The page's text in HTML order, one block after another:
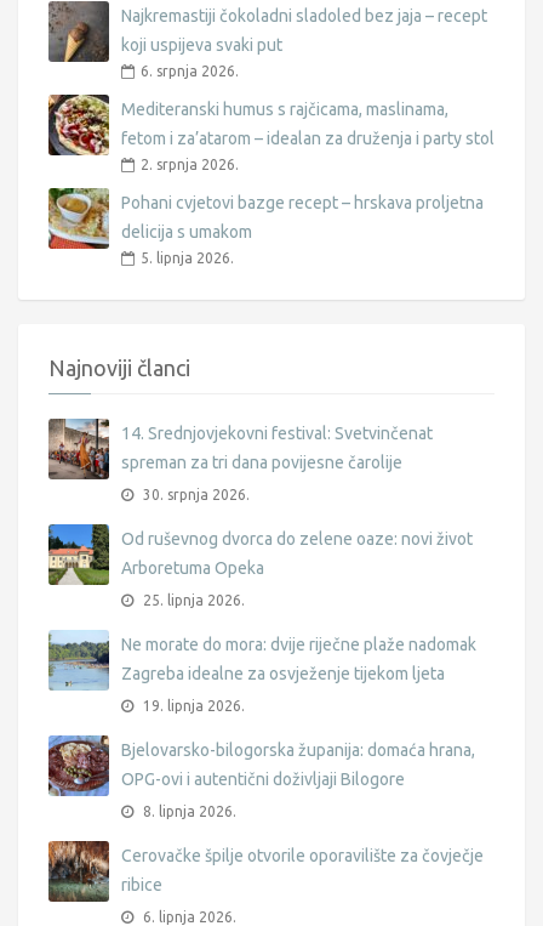
Najkremastiji čokoladni sladoled bez jaja – recept
koji uspijeva svaki put
6. srpnja 2026.
Mediteranski humus s rajčicama, maslinama,
fetom i za’atarom – idealan za druženja i party stol
2. srpnja 2026.
Pohani cvjetovi bazge recept – hrskava proljetna
delicija s umakom
5. lipnja 2026.
Najnoviji članci
14. Srednjovjekovni festival: Svetvinčenat
spreman za tri dana povijesne čarolije
30. srpnja 2026.
Od ruševnog dvorca do zelene oaze: novi život
Arboretuma Opeka
25. lipnja 2026.
Ne morate do mora: dvije riječne plaže nadomak
Zagreba idealne za osvježenje tijekom ljeta
19. lipnja 2026.
Bjelovarsko-bilogorska županija: domaća hrana,
OPG-ovi i autentični doživljaji Bilogore
8. lipnja 2026.
Cerovačke špilje otvorile oporavilište za čovječje
ribice
6. lipnja 2026.